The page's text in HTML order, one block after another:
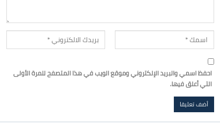
احفظ اسمي والبريد الإلكتروني وموقع الويب في هذا المتصفح للمرة الأولى
التي أعلق فيها.